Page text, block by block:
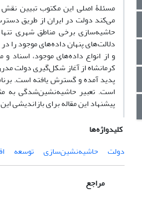
مسئلۀ اصلی این مکتوب تبیین
می‌کند دولت در ایران از طریق
حاشیه‌سازی برخی مناطق شهری
دلالت‌های پنهان داده‌های موجود
و از انواع داده‌های موجود،
کرمانشاه از آغاز شکل‌گیری دولت
پدید آمده و گسترش یافته است.
است. تعبیر حاشیه‌نشین‌شدگی به
پیشنهاد این مقاله برای بازاندیشی
کلیدواژه‌ها
دولت
حاشیه‌نشین‌سازی توسعه
مراجع